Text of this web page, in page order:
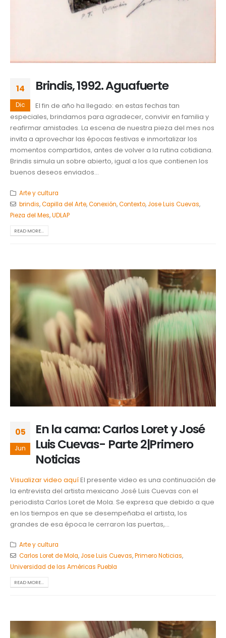
14
Dic
Brindis, 1992. Aguafuerte
El fin de año ha llegado: en estas fechas tan
especiales, brindamos para agradecer, convivir en familia y
reafirmar amistades. La escena de nuestra pieza del mes nos
invita a aprovechar las épocas festivas e inmortalizar los
momentos compartidos, antes de volver a la rutina cotidiana.
Brindis simula un sobre abierto, igual a los que contienen los
buenos deseos enviados...
Arte y cultura
brindis,Capilla del Arte,Conexión,Contexto, Jose Luis Cuevas,
Pieza del Mes,UDLAP
READ MORE...
05
Jun
En la cama: Carlos Loret y José
Luis Cuevas- Parte 2|Primero
Noticias
Visualizar video aquíEl presente video es una continuación de
la entrevista del artista mexicano José Luis Cuevas con el
periodista Carlos Loret de Mola. Se expresa que debido a que
en los tiempos en que se desempeñaba el artista, los
grandes de esa época le cerraron las puertas,...
Arte y cultura
Carlos Loret de Mola, Jose Luis Cuevas,Primero Noticias,
Universidad de las Américas Puebla
READ MORE...